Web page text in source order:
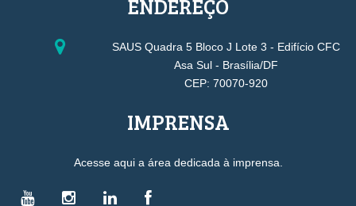
ENDEREÇO
SAUS Quadra 5 Bloco J Lote 3 - Edifício CFC
Asa Sul - Brasília/DF
CEP: 70070-920
IMPRENSA
Acesse aqui a área dedicada à imprensa.